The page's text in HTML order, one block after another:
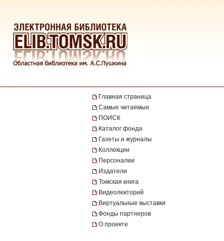
Главная страница
Самые читаемые
ПОИСК
Каталог фонда
Газеты и журналы
Коллекции
Персоналии
Издатели
Томская книга
Видеолекторий
Виртуальные выставки
Фонды партнеров
О проекте